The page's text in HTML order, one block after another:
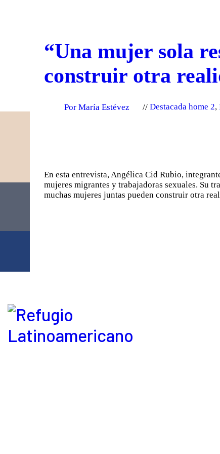
“Una mujer sola
construir otra
Por María Estévez Destacada home 2,
En esta entrevista, Angélica Cid Rubio,
mujeres migrantes y trabajadoras sexuales. Su
muchas mujeres juntas pueden construir otra